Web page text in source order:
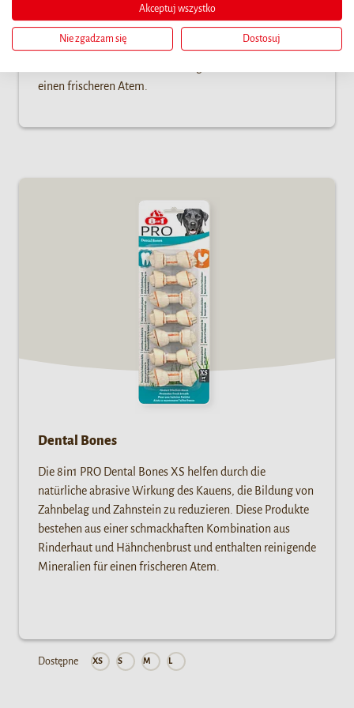
natürliche abrasive Wirkung des Kauens, die Bildung von
Zahnbelag und Zahnstein zu reduzieren. Besteht aus
einer schmackhaften Kombination aus Rinderhaut und
einen frischeren Atem.
Dental Bones
Die 8in1 PRO Dental Bones XS helfen durch die
natürliche abrasive Wirkung des Kauens, die Bildung von
Zahnbelag und Zahnstein zu reduzieren. Diese Produkte
bestehen aus einer schmackhaften Kombination aus
Rinderhaut und Hähnchenbrust und enthalten reinigende
Mineralien für einen frischeren Atem.
Dostępne XS S M L
Akceptuj wszystko
Nie zgadzam się Dostosuj